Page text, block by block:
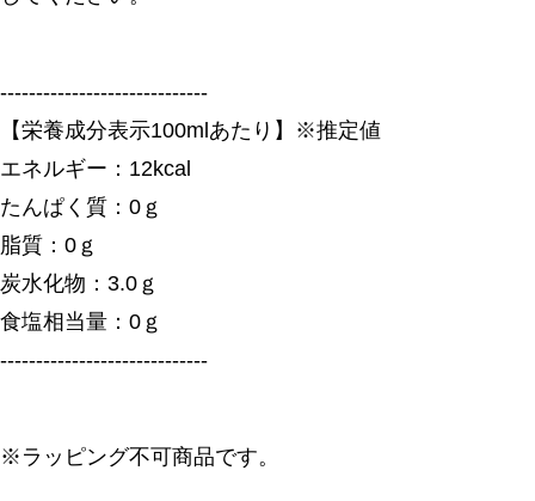
-----------------------------
【栄養成分表示100mlあたり】※推定値
エネルギー：12kcal
たんぱく質：0ｇ
脂質：0ｇ
炭水化物：3.0ｇ
食塩相当量：0ｇ
-----------------------------
※ラッピング不可商品です。